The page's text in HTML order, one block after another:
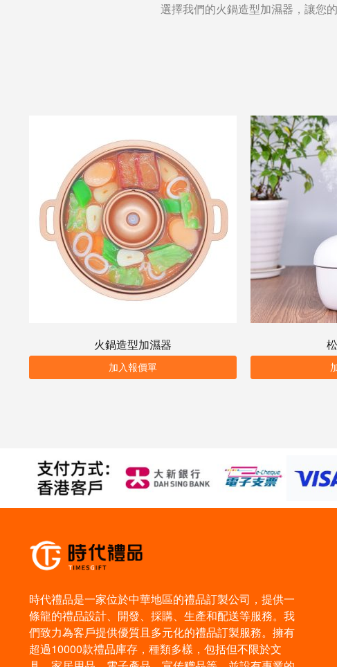
選擇我們的火鍋造型加濕器，讓您
火鍋造型加濕器
加入報價單
時代禮品是一家位於中華地區的禮品訂製公司，提供一
條龍的禮品設計、開發、採購、生產和配送等服務。我
們致力為客戶提供優質且多元化的禮品訂製服務。擁有
超過10000款禮品庫存，種類多樣，包括但不限於文